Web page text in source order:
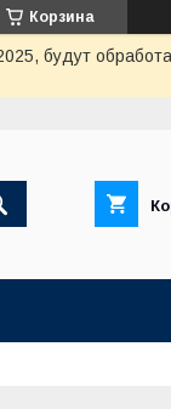
Корзина
будут